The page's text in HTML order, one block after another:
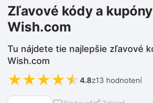
Zľavové kódy a
Wish.com
Tu nájdete tie najlepšie zľavové
Wish.com
★★★★★ 4.8z13 hodnotení